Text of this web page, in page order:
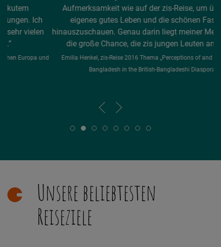
Aufmerksamkeit wie auf der zis-Reise, um über mein
eigenes gutes Leben und die schönen Fassaden
hinauszuschauen. Genau darin liegt meiner Meinung nach
die große Chance, die zis jungen Leuten anbietet...
Emilia Henkel, zis-Reise 2016 Thema „Perceptions of and Relations to
Bangladesh in the British-Bangladeshi Diaspora”
Unsere beliebtesten
Reiseziele